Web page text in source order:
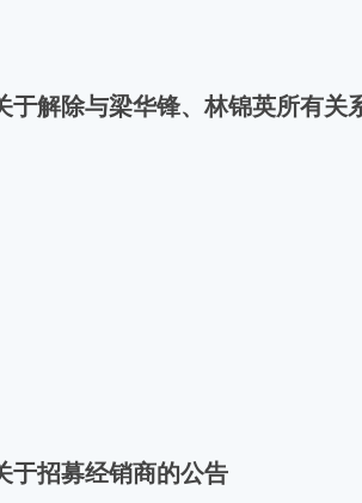
于解除与梁华锋、林锦英所有关
于招募经销商的公告